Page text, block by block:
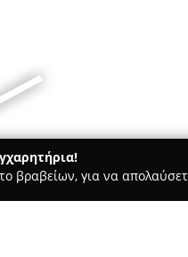
βραβείων, για να